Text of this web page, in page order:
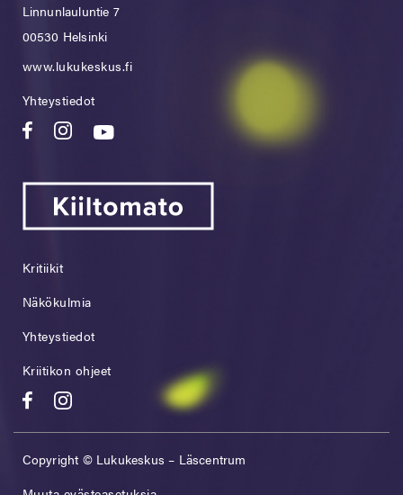
Linnunlauluntie 7
00530 Helsinki
www.lukukeskus.fi
Yhteystiedot
Kritiikit
Näkökulmia
Yhteystiedot
Kriitikon ohjeet
Copyright © Lukukeskus – Läscentrum